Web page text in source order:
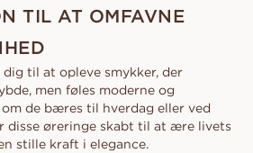
TIL AT OMFAVNE
til at opleve smykker, der
men føles moderne og
de bæres til hverdag eller ved
disse øreringe skabt til at ære livets
stille kraft i elegance.